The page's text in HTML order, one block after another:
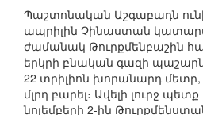
Պաշտոնական Աշգաբադն ունի
ապրիլին Չինաստան
ժամանակ Թուրքմենբաշին
երկրի բնական գազի
22 տրիլիոն խորանարդ մետր,
մլրդ բարել։ Ավելի լուրջ
նոյեմբերի 2-ին